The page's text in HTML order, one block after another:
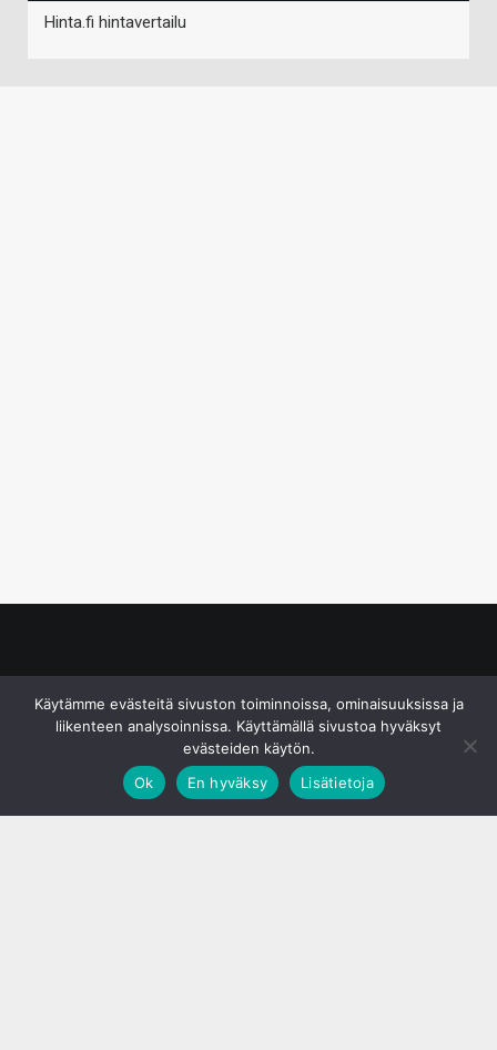
Hinta.fi hintavertailu
Käytämme evästeitä sivuston toiminnoissa, ominaisuuksissa ja
liikenteen analysoinnissa. Käyttämällä sivustoa hyväksyt
evästeiden käytön.
Ok
En hyväksy Lisätietoja